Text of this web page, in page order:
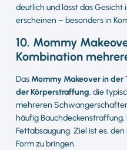
deutlich und lässt das
erscheinen – besonders in
10. Mommy
Kombination
Das Mommy Makeover in der
der Körperstraffung, die
mehreren
häufig
Fettabsaugung. Ziel ist es,
Form zu bringen.